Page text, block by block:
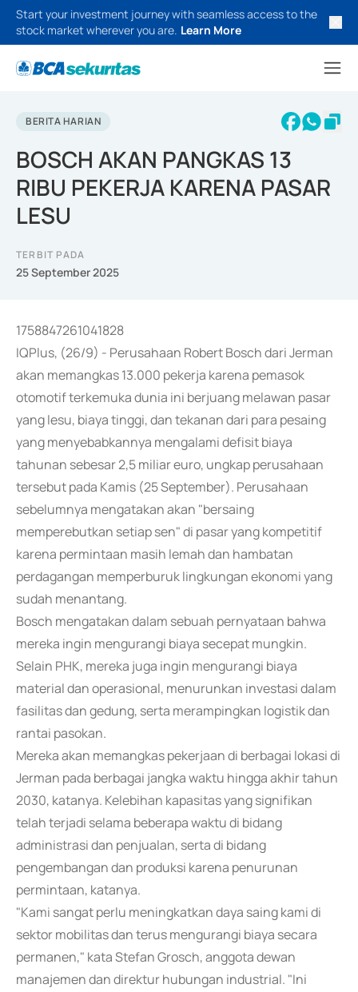
Start your investment journey with seamless access to the
stock market wherever you are. Learn More
BERITA HARIAN
BOSCH AKAN PANGKAS 13
RIBU PEKERJA KARENA PASAR
LESU
TERBIT PADA
25 September 2025
1758847261041828
IQPlus, (26/9) - Perusahaan Robert Bosch dari Jerman
akan memangkas 13.000 pekerja karena pemasok
otomotif terkemuka dunia ini berjuang melawan pasar
yang lesu, biaya tinggi, dan tekanan dari para pesaing
yang menyebabkannya mengalami defisit biaya
tahunan sebesar 2,5 miliar euro, ungkap perusahaan
tersebut pada Kamis (25 September). Perusahaan
sebelumnya mengatakan akan "bersaing
memperebutkan setiap sen" di pasar yang kompetitif
karena permintaan masih lemah dan hambatan
perdagangan memperburuk lingkungan ekonomi yang
sudah menantang.
Bosch mengatakan dalam sebuah pernyataan bahwa
mereka ingin mengurangi biaya secepat mungkin.
Selain PHK, mereka juga ingin mengurangi biaya
material dan operasional, menurunkan investasi dalam
fasilitas dan gedung, serta merampingkan logistik dan
rantai pasokan.
Mereka akan memangkas pekerjaan di berbagai lokasi di
Jerman pada berbagai jangka waktu hingga akhir tahun
2030, katanya. Kelebihan kapasitas yang signifikan
telah terjadi selama beberapa waktu di bidang
administrasi dan penjualan, serta di bidang
pengembangan dan produksi karena penurunan
permintaan, katanya.
"Kami sangat perlu meningkatkan daya saing kami di
sektor mobilitas dan terus mengurangi biaya secara
permanen," kata Stefan Grosch, anggota dewan
manajemen dan direktur hubungan industrial. "Ini